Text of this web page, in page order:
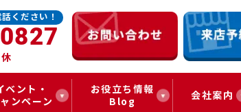
ください！
ベント・
ンペーン
お役立ち情報
Blog
会社案内